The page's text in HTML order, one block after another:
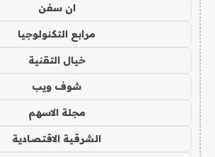
ان سفن
مرابع التكنولوجيا
خيال التقنية
شوف ويب
مجلة الاسهم
الشرقية الاقتصادية